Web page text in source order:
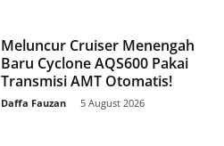
Meluncur Cruiser Menengah
Baru Cyclone AQS600 Pakai
Transmisi AMT Otomatis!
Daffa Fauzan 5 August 2026